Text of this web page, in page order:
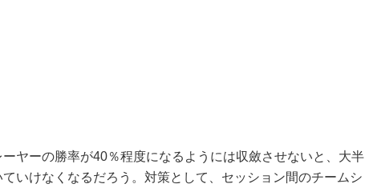
ヤーの勝率が40％程度になるようには収斂させないと、大半
いけなくなるだろう。対策として、セッション間のチームシ